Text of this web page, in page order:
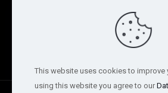
Términos y condiciones de la tienda
This website uses cookies to improve
using this website you agree to our